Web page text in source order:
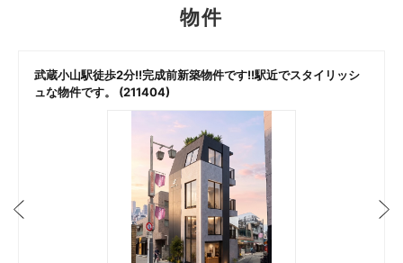
物件
武蔵小山駅徒歩2分!!完成前新築物件です!!駅近でスタイリッシ
ュな物件です。 (211404)